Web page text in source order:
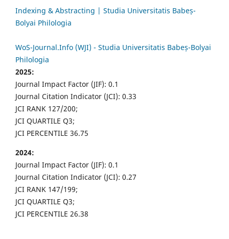
Indexing & Abstracting | Studia Universitatis Babeș-
Bolyai Philologia
WoS-Journal.Info (WJI) - Studia Universitatis Babeș-Bolyai
Philologia
2025:
Journal Impact Factor (JIF): 0.1
Journal Citation Indicator (JCI): 0.33
JCI RANK 127/200;
JCI QUARTILE Q3;
JCI PERCENTILE 36.75
2024:
Journal Impact Factor (JIF): 0.1
Journal Citation Indicator (JCI): 0.27
JCI RANK 147/199;
JCI QUARTILE Q3;
JCI PERCENTILE 26.38